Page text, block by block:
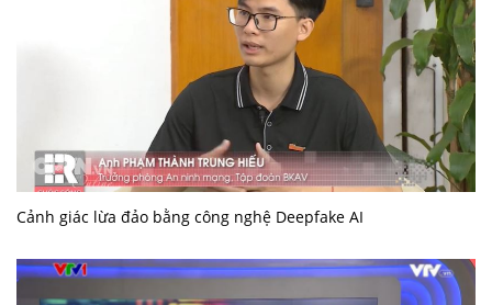
Cảnh giác lừa đảo bằng công nghệ Deepfake AI